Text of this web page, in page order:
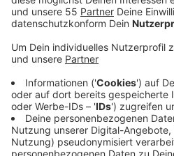
ehemaligen Strandbads an
Nachdem im ersten
keiner der Vorschläge eine
erhalten hatte, beginnt nun
das weitläufige Areal zu finden.
Anzeige